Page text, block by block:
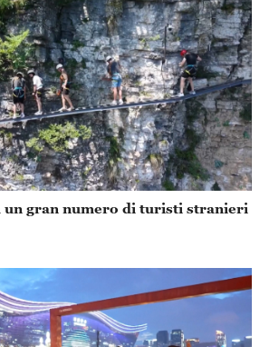
un gran numero di turisti stranieri